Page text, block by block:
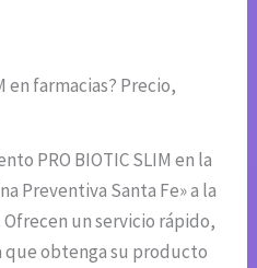
en farmacias? Precio,
PRO BIOTIC SLIM en la
Preventiva Santa Fe» a la
un servicio rápido,
que obtenga su producto